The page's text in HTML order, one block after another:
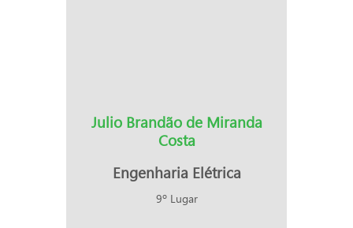
Julio Brandão de Miranda
Costa
Engenharia Elétrica
9º Lugar